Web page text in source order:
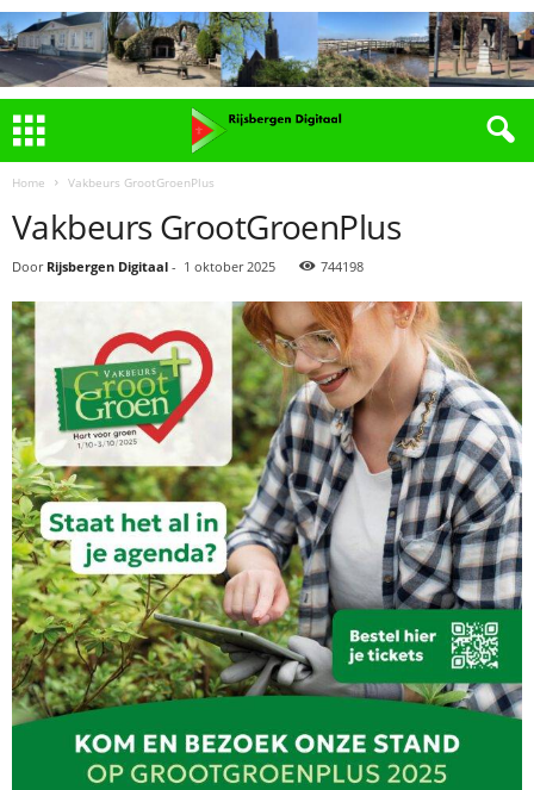
Home Vakbeurs GrootGroenPlus
Vakbeurs GrootGroenPlus
Door Rijsbergen Digitaal - 1 oktober 2025 744198